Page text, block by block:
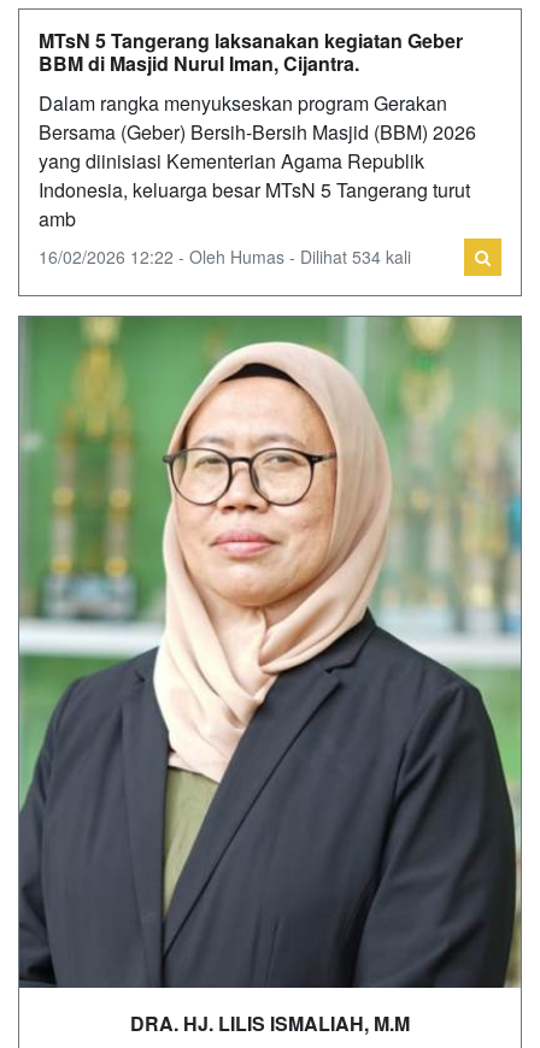
MTsN 5 Tangerang laksanakan kegiatan Geber
BBM di Masjid Nurul Iman, Cijantra.
Dalam rangka menyukseskan program Gerakan
Bersama (Geber) Bersih-Bersih Masjid (BBM) 2026
yang diinisiasi Kementerian Agama Republik
Indonesia, keluarga besar MTsN 5 Tangerang turut
amb
16/02/2026 12:22 - Oleh Humas - Dilihat 534 kali
DRA. HJ. LILIS ISMALIAH, M.M